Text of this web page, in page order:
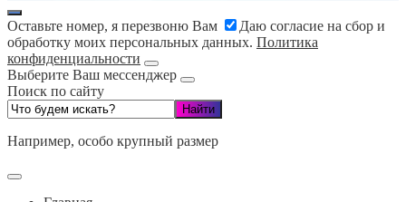
Оставьте номер, я перезвоню Вам
Даю согласие на сбор и
обработку моих персональных данных. Политика
конфиденциальности
Выберите Ваш мессенджер
Поиск по сайту
Например, особо крупный размер